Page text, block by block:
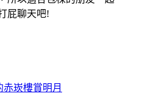
屁聊天吧!
崁樓賞明月